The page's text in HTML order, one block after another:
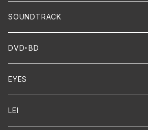
Dixie / New Orleans
FUNK
Flute
Violin
Cello
Guitar / Ukulele
SOUNDTRACK
DVD・BD
EYES
LEI